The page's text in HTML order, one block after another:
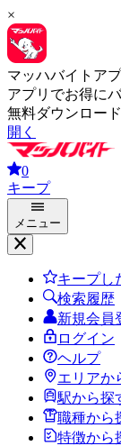
×
マッハバイトア
アプリでお得に
無料ダウンロー
開く
0
キープ
メニュー
キープし
検索履歴
新規会員
ログイン
ヘルプ
エリアか
駅から探
職種から
特徴から